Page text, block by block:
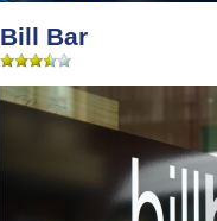
Bill Bar